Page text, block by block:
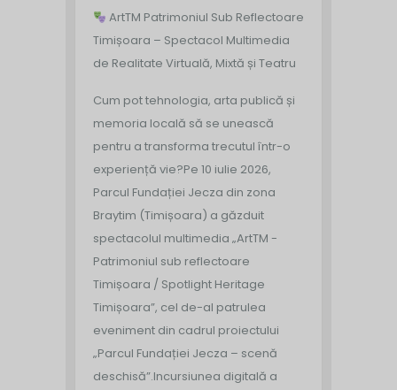
ArtTM Patrimoniul Sub Reflectoare
Timișoara – Spectacol Multimedia
de Realitate Virtuală, Mixtă și Teatru
Cum pot tehnologia, arta publică și
memoria locală să se unească
pentru a transforma trecutul într-o
experiență vie?Pe 10 iulie 2026,
Parcul Fundației Jecza din zona
Braytim (Timișoara) a găzduit
spectacolul multimedia „ArtTM -
Patrimoniul sub reflectoare
Timișoara / Spotlight Heritage
Timișoara”, cel de-al patrulea
eveniment din cadrul proiectului
„Parcul Fundației Jecza – scenă
deschisă”.Incursiunea digitală a